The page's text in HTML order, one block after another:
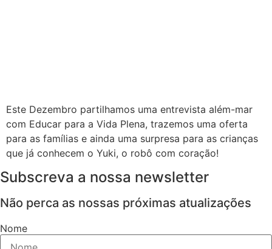
Este Dezembro partilhamos uma entrevista além-mar
com Educar para a Vida Plena, trazemos uma oferta
para as famílias e ainda uma surpresa para as crianças
que já conhecem o Yuki, o robô com coração!
Subscreva a nossa newsletter
Não perca as nossas próximas atualizações
Nome